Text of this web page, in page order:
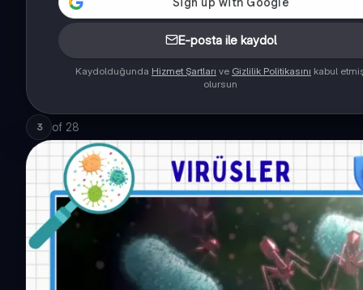
E-posta ile kaydol
Kaydolduğunda Hizmet Şartları ve Gizlilik Politikasını kabul
olursun
3 of 28